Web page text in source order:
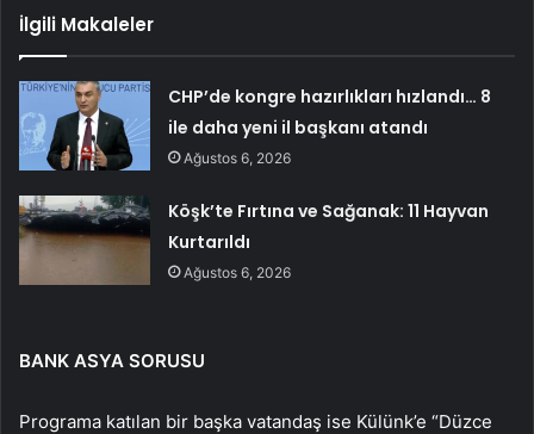
İlgili Makaleler
CHP’de kongre hazırlıkları hızlandı… 8
ile daha yeni il başkanı atandı
Ağustos 6, 2026
Köşk’te Fırtına ve Sağanak: 11 Hayvan
Kurtarıldı
Ağustos 6, 2026
BANK ASYA SORUSU
Programa katılan bir başka vatandaş ise Külünk’e “Düzce